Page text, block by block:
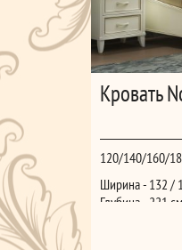
Кровать
120/140/160/
Ширина - 132 /
Глубина - 221 см